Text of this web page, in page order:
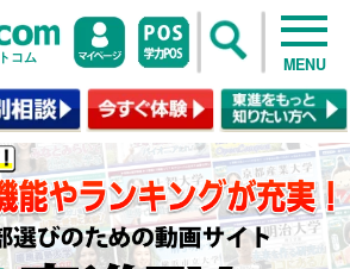
コム MENU